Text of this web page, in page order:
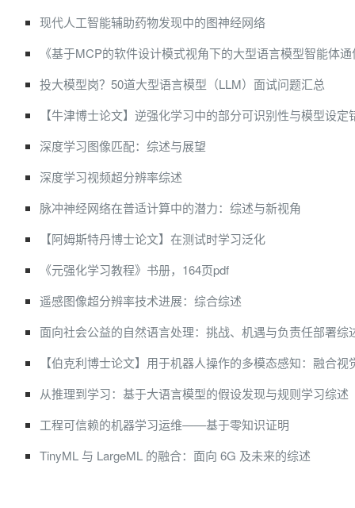
现代人工智能辅助药物发现中的图神经网络
《基于MCP的软件设计模式视角下的大型语言模型智能体
投大模型岗？50道大型语言模型（LLM）面试问题汇总
【牛津博士论文】逆强化学习中的部分可识别性与模型设定
深度学习图像匹配：综述与展望
深度学习视频超分辨率综述
脉冲神经网络在普适计算中的潜力：综述与新视角
【阿姆斯特丹博士论文】在测试时学习泛化
《元强化学习教程》书册，164页pdf
遥感图像超分辨率技术进展：综合综述
面向社会公益的自然语言处理：挑战、机遇与负责任部署综
【伯克利博士论文】用于机器人操作的多模态感知：融合视
从推理到学习：基于大语言模型的假设发现与规则学习综述
工程可信赖的机器学习运维——基于零知识证明
TinyML 与 LargeML 的融合：面向 6G 及未来的综述